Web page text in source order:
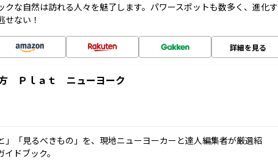
クな自然は訪れる人々を魅了します。パワースポットも数多く、進化す
せない！
詳細を見る
Ｐｌａｔ ニューヨーク
」「見るべきもの」を、現地ニューヨーカーと達人編集者が厳選紹
ドブック。